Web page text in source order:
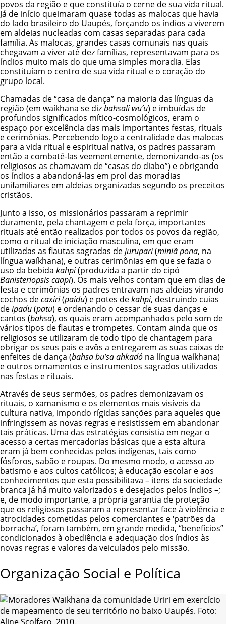
povos da região e que constituía o cerne de sua vida ritual.
Já de início queimaram quase todas as malocas que havia
do lado brasileiro do Uaupés, forçando os índios a viverem
em aldeias nucleadas com casas separadas para cada
família. As malocas, grandes casas comunais nas quais
chegavam a viver até dez famílias, representavam para os
índios muito mais do que uma simples moradia. Elas
constituíam o centro de sua vida ritual e o coração do
grupo local.
Chamadas de “casa de dança” na maioria das línguas da
região (em waíkhana se dizbahsali wu’u) e imbuídas de
profundos significados mítico-cosmológicos, eram o
espaço por excelência das mais importantes festas, rituais
e cerimônias. Percebendo logo a centralidade das malocas
para a vida ritual e espiritual nativa, os padres passaram
então a combatê-las veementemente, demonizando-as (os
religiosos as chamavam de “casas do diabo”) e obrigando
os índios a abandoná-las em prol das moradias
unifamiliares em aldeias organizadas segundo os preceitos
cristãos.
Junto a isso, os missionários passaram a reprimir
duramente, pela chantagem e pela força, importantes
rituais até então realizados por todos os povos da região,
como o ritual de iniciação masculina, em que eram
utilizadas as flautas sagradas dejurupari(miniã pona, na
língua waíkhana), e outras cerimônias em que se fazia o
uso da bebida kahpi(produzida a partir do cipó
Banisteriopsis caapi). Os mais velhos contam que em dias de
festa e cerimônias os padres entravam nas aldeias virando
cochos decaxiri(paidu) e potes dekahpi, destruindo cuias
deipadu(patu) e ordenando o cessar de suas danças e
cantos (bahsa), os quais eram acompanhados pelo som de
vários tipos de flautas e trompetes. Contam ainda que os
religiosos se utilizaram de todo tipo de chantagem para
obrigar os seus pais e avôs a entregarem as suas caixas de
enfeites de dança (bahsa bu’sa ahkadó na língua waíkhana)
e outros ornamentos e instrumentos sagrados utilizados
nas festas e rituais.
Através de seus sermões, os padres demonizavam os
rituais, o xamanismo e os elementos mais visíveis da
cultura nativa, impondo rígidas sanções para aqueles que
infringissem as novas regras e resistissem em abandonar
tais práticas. Uma das estratégias consistia em negar o
acesso a certas mercadorias básicas que a esta altura
eram já bem conhecidas pelos indígenas, tais como
fósforos, sabão e roupas. Do mesmo modo, o acesso ao
batismo e aos cultos católicos; à educação escolar e aos
conhecimentos que esta possibilitava – itens da sociedade
branca já há muito valorizados e desejados pelos índios –;
e, de modo importante, a própria garantia de proteção
que os religiosos passaram a representar face à violência e
atrocidades cometidas pelos comerciantes e ‘patrões da
borracha’, foram também, em grande medida, “benefícios”
condicionados à obediência e adequação dos índios às
novas regras e valores da veiculados pelo missão.
Organização Social e Política